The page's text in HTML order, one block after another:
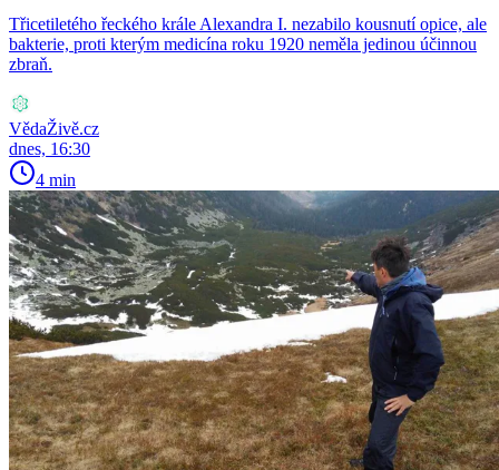
Třicetiletého řeckého krále Alexandra I. nezabilo kousnutí opice, ale
bakterie, proti kterým medicína roku 1920 neměla jedinou účinnou
zbraň.
VědaŽivě.cz
dnes, 16:30
4 min